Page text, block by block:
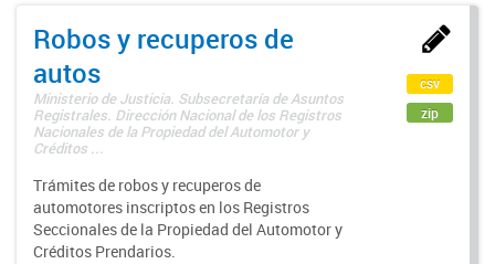
Robos y recuperos de
autos
Ministerio de Justicia. Subsecretaría de Asuntos
Registrales. Dirección Nacional de los Registros
Nacionales de la Propiedad del Automotor y
Créditos ...
Trámites de robos y recuperos de
automotores inscriptos en los Registros
Seccionales de la Propiedad del Automotor y
Créditos Prendarios.
csv
zip